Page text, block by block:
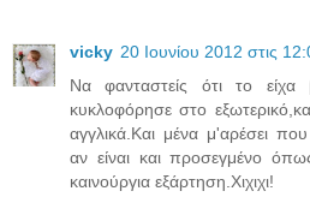
vicky 20 Ιουνίου 2012 στις
Να φανταστείς ότι το
κυκλοφόρησε στο
αγγλικά.Και μένα μ'αρέσει
αν είναι και προσεγμένο
καινούργια εξάρτηση.Χιχιχι!